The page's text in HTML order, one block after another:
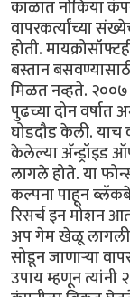
काळात नोकिया
वापरकर्त्यांच्या
होती.
बस्तान
मिळत नव्हते.
पुढच्या दोन वर्षात
घोडदौड केली.
केलेल्या अ‍ॅन्ड्रॉइड
लागले होते. या
कल्पना पाहून
रिसर्च इन मोशन
अप गेम खेळू लागली.
सोडून जाणार्‍या
उपाय म्हणून त्यांनी